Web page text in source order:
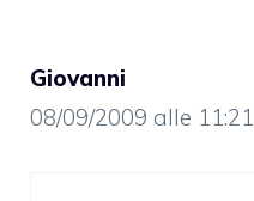
Giovanni
08/09/2009 alle 11:21